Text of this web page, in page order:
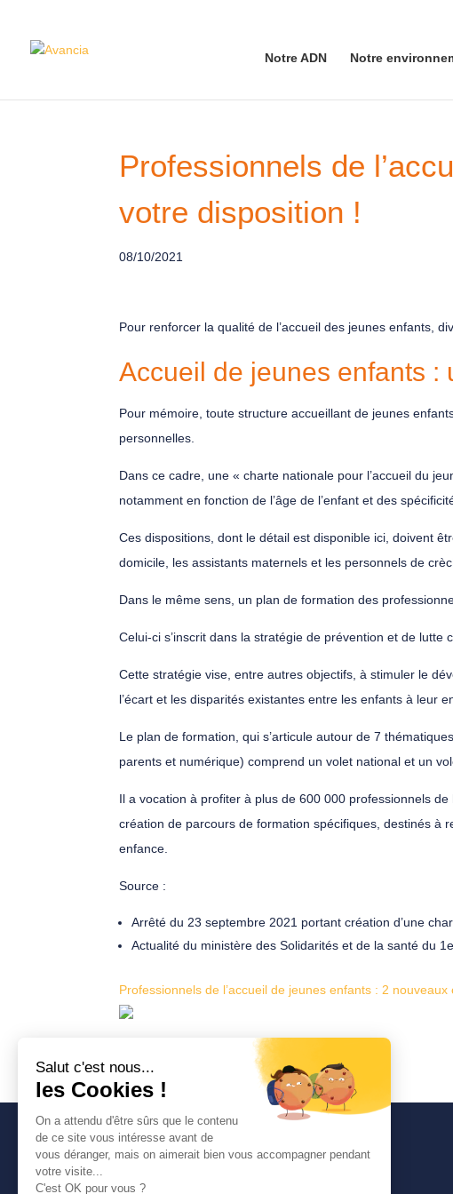
Notre ADN Notre
Professionnels de
votre disposition !
08/10/2021
Pour renforcer la qualité de l’accueil des jeunes enfants,
Accueil de jeunes enfants :
Pour mémoire, toute structure accueillant de jeunes
personnelles.
Dans ce cadre, une « charte nationale pour l’accueil du
notamment en fonction de l’âge de l’enfant et des
Ces dispositions, dont le détail est disponible ici, doivent
domicile, les assistants maternels et les personnels de
Dans le même sens, un plan de formation des
Celui-ci s’inscrit dans la stratégie de prévention et de
Cette stratégie vise, entre autres objectifs, à stimuler le
l’écart et les disparités existantes entre les enfants à leur
Le plan de formation, qui s’articule autour de 7
parents et numérique) comprend un volet national et un
Il a vocation à profiter à plus de 600 000 professionnels
création de parcours de formation spécifiques, destinés à
enfance.
Source :
Arrêté du 23 septembre 2021 portant création d’une
Actualité du ministère des Solidarités et de la santé du
Professionnels de l’accueil de jeunes enfants : 2